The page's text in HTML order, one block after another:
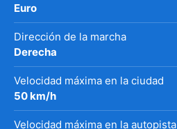
Euro
Dirección de la marcha
Derecha
Velocidad máxima en la ciudad
50 km/h
Velocidad máxima en la autopista